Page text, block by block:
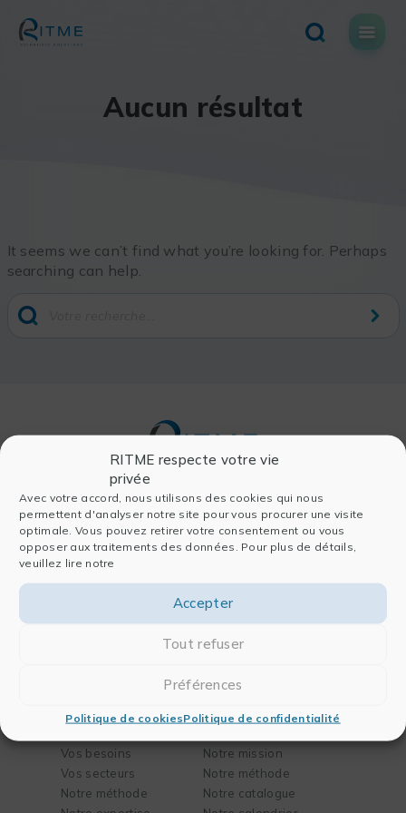
RITME respecte votre vie
privée
Avec votre accord, nous utilisons des cookies qui nous
permettent d'analyser notre site pour vous procurer une visite
optimale. Vous pouvez retirer votre consentement ou vous
opposer aux traitements des données. Pour plus de détails,
veuillez lire notre
Accepter
Tout refuser
Préférences
Politique de cookiesPolitique de confidentialité
content
Aucun résultat
It seems we can’t find what you’re looking for. Perhaps
searching can help.
Entreprise
Qui sommes-nous
Logiciels
Pour l’analyse
Pour les laboratoires
FAQ
Solutions
Vos besoins
Vos secteurs
Notre méthode
Formation
Notre mission
Notre méthode
Notre catalogue